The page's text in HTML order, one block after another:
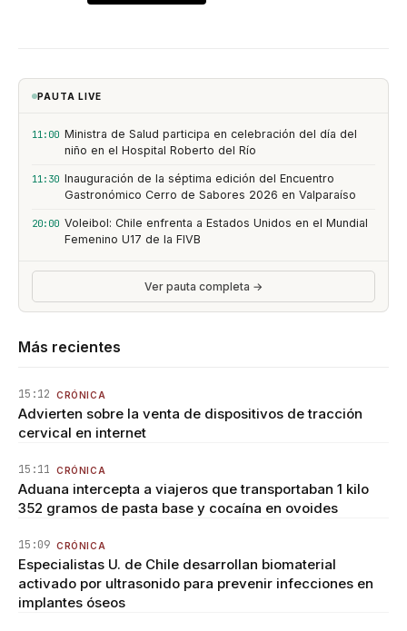
PAUTA LIVE
11:00 Ministra de Salud participa en celebración del día del
niño en el Hospital Roberto del Río
11:30 Inauguración de la séptima edición del Encuentro
Gastronómico Cerro de Sabores 2026 en Valparaíso
20:00 Voleibol: Chile enfrenta a Estados Unidos en el Mundial
Femenino U17 de la FIVB
Ver pauta completa →
Más recientes
15:12 CRÓNICA
Advierten sobre la venta de dispositivos de tracción
cervical en internet
15:11 CRÓNICA
Aduana intercepta a viajeros que transportaban 1 kilo
352 gramos de pasta base y cocaína en ovoides
15:09 CRÓNICA
Especialistas U. de Chile desarrollan biomaterial
activado por ultrasonido para prevenir infecciones en
implantes óseos